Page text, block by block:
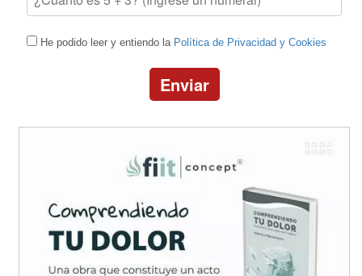
He podido leer y entiendo la Política de Privacidad y Cookies
Enviar